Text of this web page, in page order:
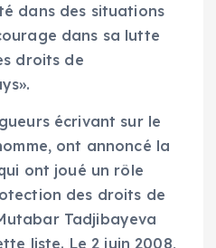
dans des situations
dans sa lutte
droits de
écrivant sur le
ont annoncé la
ont joué un rôle
des droits de
Tadjibayeva
liste. Le 2 juin 2008,